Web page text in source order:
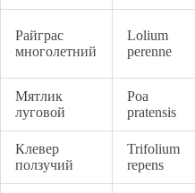
Райграс
многолетний
Lolium
perenne
Мятлик
луговой
Poa
pratensis
Клевер
ползучий
Trifolium
repens